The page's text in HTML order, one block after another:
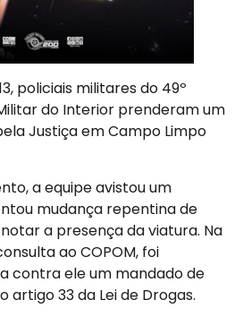
policiais militares do 49º
do Interior prenderam um
Justiça em Campo Limpo
a equipe avistou um
mudança repentina de
a presença da viatura. Na
ao COPOM, foi
contra ele um mandado de
artigo 33 da Lei de Drogas.